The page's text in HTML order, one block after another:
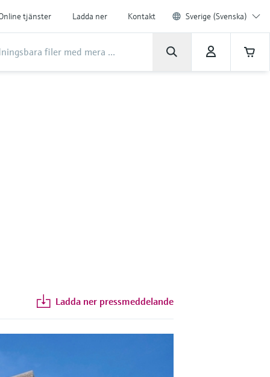
tjänster Ladda ner Kontakt Sverige (Svenska)
Ladda ner pressmeddelande